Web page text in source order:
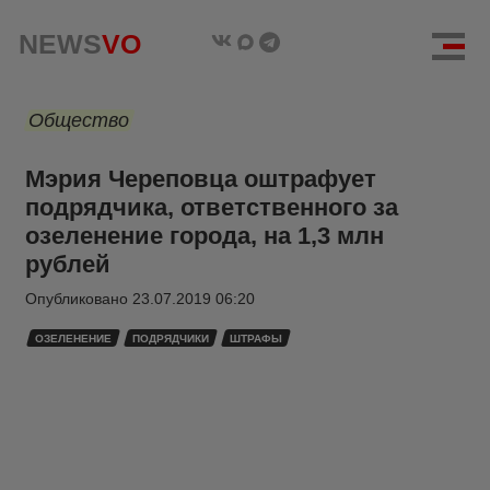
NEWSVO
Общество
Мэрия Череповца оштрафует
подрядчика, ответственного за
озеленение города, на 1,3 млн
рублей
Опубликовано 23.07.2019 06:20
ОЗЕЛЕНЕНИЕ ПОДРЯДЧИКИ ШТРАФЫ